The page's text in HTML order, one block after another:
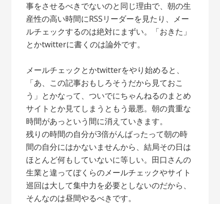
事をさせるべきでないのと同じ理由で、朝の生
産性の高い時間にRSSリーダーを見たり、メー
ルチェックするのは絶対にまずい。「おきた」
とかtwitterに書くのは論外です。
メールチェックとかtwitterをやり始めると、
「あ、この記事おもしろそうだから見ておこ
う」とかなって、ついでにちゃんねるのまとめ
サイトとか見てしまうともう最悪。朝の貴重な
時間があっという間に消えていきます。
残りの時間の自分が3倍がんばったって朝の時
間の自分にはかないませんから、結局その日は
ほとんど何もしていないに等しい。田口さんの
生業と違ってぼくらのメールチェックやサイト
巡回は大して集中力を必要としないのだから、
そんなのは昼間やるべきです。